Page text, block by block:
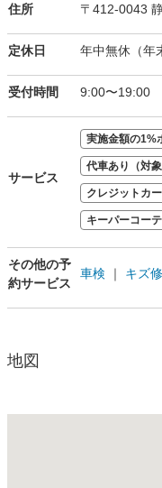
住所 〒412-0043
定休日 年中無休（年
受付時間 9:00〜19:00
サービス
実施金額の1%
代車あり（対
クレジットカ
キーパーコー
その他の予
約サービス
車検 ｜ キズ
地図